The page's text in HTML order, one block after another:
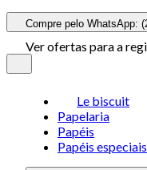
Compre pelo WhatsApp:
Ver ofertas para a
Le biscuit
Papelaria
Papéis
Papéis especiais